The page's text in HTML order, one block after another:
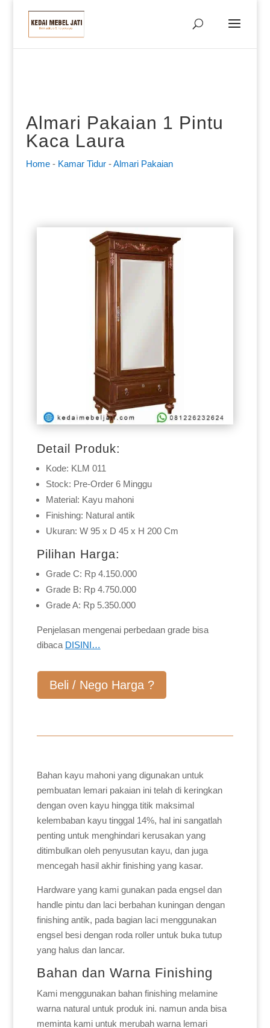
Almari Pakaian 1 Pintu
Kaca Laura
Home- Kamar Tidur-Almari Pakaian
Detail Produk:
Kode: KLM 011
Stock: Pre-Order 6 Minggu
Material: Kayu mahoni
Finishing: Natural antik
Ukuran: W 95 x D 45 x H 200 Cm
Pilihan Harga:
Grade C: Rp 4.150.000
Grade B: Rp 4.750.000
Grade A: Rp 5.350.000
Penjelasan mengenai perbedaan grade bisa
dibaca DISINI…
Beli / Nego Harga ?
Bahan kayu mahoni yang digunakan untuk
pembuatan lemari pakaian ini telah di keringkan
dengan oven kayu hingga titik maksimal
kelembaban kayu tinggal 14%, hal ini sangatlah
penting untuk menghindari kerusakan yang
ditimbulkan oleh penyusutan kayu, dan juga
mencegah hasil akhir finishing yang kasar.
Hardware yang kami gunakan pada engsel dan
handle pintu dan laci berbahan kuningan dengan
finishing antik, pada bagian laci menggunakan
engsel besi dengan roda roller untuk buka tutup
yang halus dan lancar.
Bahan dan Warna Finishing
Kami menggunakan bahan finishing melamine
warna natural untuk produk ini. namun anda bisa
meminta kami untuk merubah warna lemari